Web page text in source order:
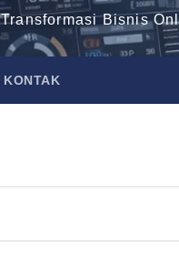
Transformasi Bisnis
KONTAK